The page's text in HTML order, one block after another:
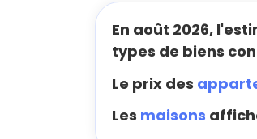
En août 2026,
types de biens
Le prix des
Les maisons